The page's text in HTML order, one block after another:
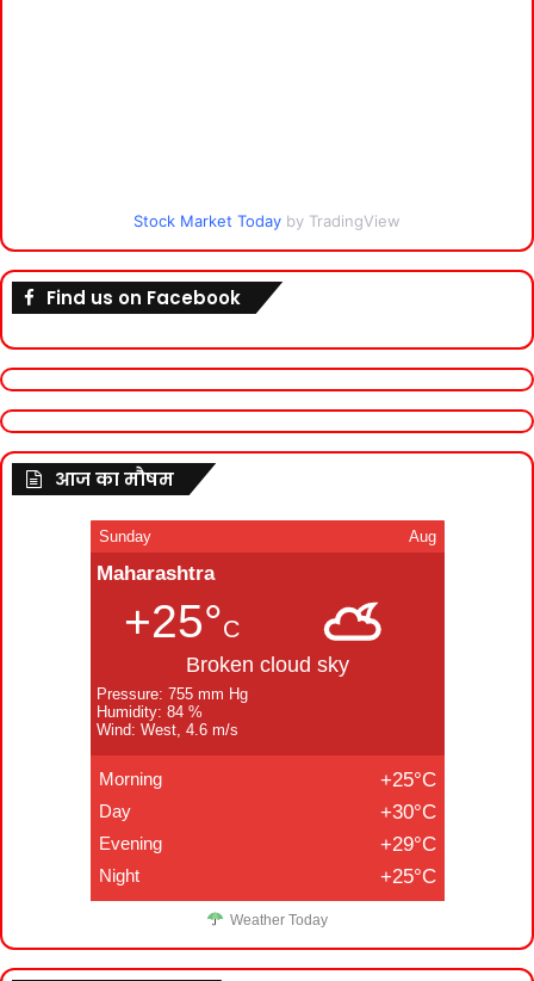
Stock Market Today by TradingView
Find us on Facebook
आज का मौषम
Sunday Aug
Maharashtra
+25°C
Broken cloud sky
Pressure: 755 mm Hg
Humidity: 84 %
Wind: West, 4.6 m/s
Morning +25°C
Day +30°C
Evening +29°C
Night +25°C
Weather Today